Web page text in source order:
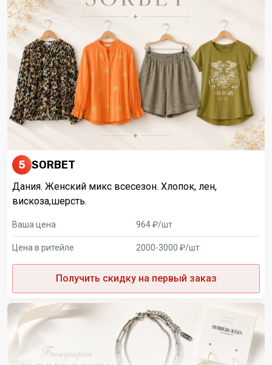
5 SORBET
Дания. Женский микс всесезон. Хлопок, лен,
вискоза,шерсть.
Ваша цена 964 ₽/шт
Цена в ритейле 2000-3000 ₽/шт
Получить скидку на первый заказ